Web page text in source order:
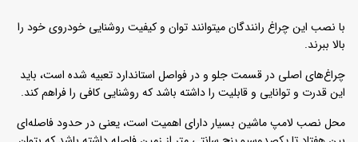
با نصب این چراغ رانندگان میتوانند توان و کیفیت روشنایی خودروی خود را
بالا ببرند.
چراغ‌های اصلی در قسمت جلو و در فواصل استاندارد تعبیه شده است، باید
این قدرت و توانایی و قابلیت را داشته باشد که روشنایی کافی را فراهم کند.
محل نصب لامپ ماشین بسیار دارای اهمیت است، یعنی در حدود فاصله‌ای